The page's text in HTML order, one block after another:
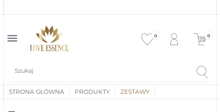
menu 0 0
STRONA GŁÓWNA PRODUKTY ZESTAWY